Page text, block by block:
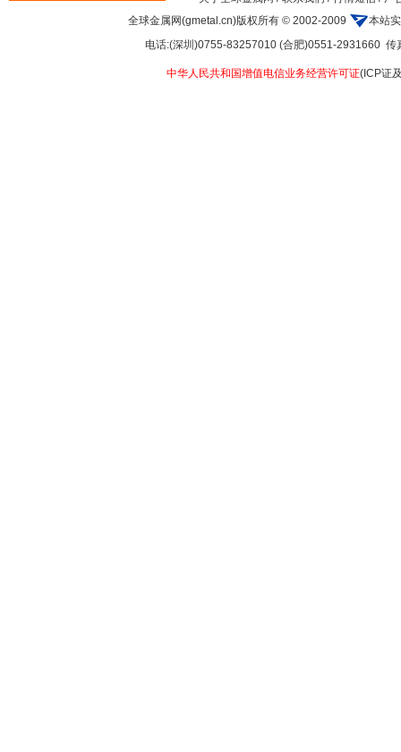
全球金属网(gmetal.cn)版权所有 © 2002-2009
本站
电话:(深圳)0755-83257010 (合肥)0551-2931660
中华人民共和国增值电信业务经营许可证(ICP证